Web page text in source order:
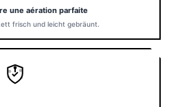
une aération parfaite
frisch und leicht gebräunt.